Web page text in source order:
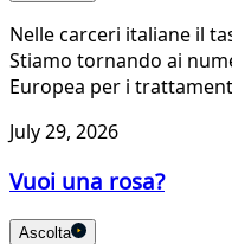
Nelle carceri italiane il
Stiamo tornando ai
Europea per i
July 29, 2026
Vuoi una rosa?
Ascolta